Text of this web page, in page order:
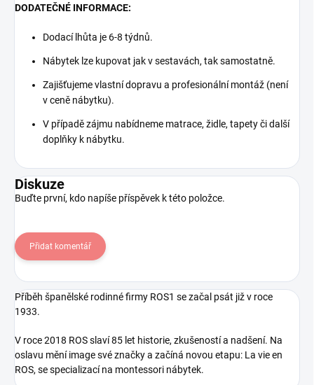
DODATEČNÉ INFORMACE:
Dodací lhůta je 6-8 týdnů.
Nábytek lze kupovat jak v sestavách, tak samostatně.
Zajišťujeme vlastní dopravu a profesionální montáž (není
v ceně nábytku).
V případě zájmu nabídneme matrace, židle, tapety či další
doplňky k nábytku.
Diskuze
Buďte první, kdo napíše příspěvek k této položce.
Přidat komentář
Příběh španělské rodinné firmy ROS1 se začal psát již v roce
1933.
V roce 2018 ROS slaví 85 let historie, zkušeností a nadšení. Na
oslavu mění image své značky a začíná novou etapu: La vie en
ROS, se specializací na montessori nábytek.